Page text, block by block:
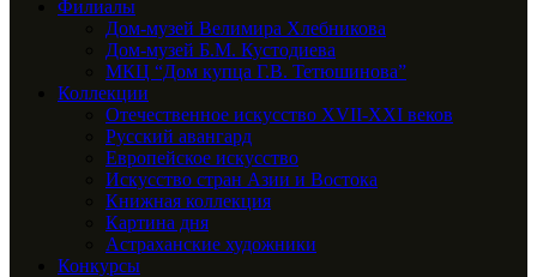
Филиалы
Дом-музей Велимира Хлебникова
Дом-музей Б.М. Кустодиева
МКЦ “Дом купца Г.В. Тетюшинова”
Коллекции
Отечественное искусство XVII-XXI веков
Русский авангард
Европейское искусство
Искусство стран Азии и Востока
Книжная коллекция
Картина дня
Астраханские художники
Конкурсы